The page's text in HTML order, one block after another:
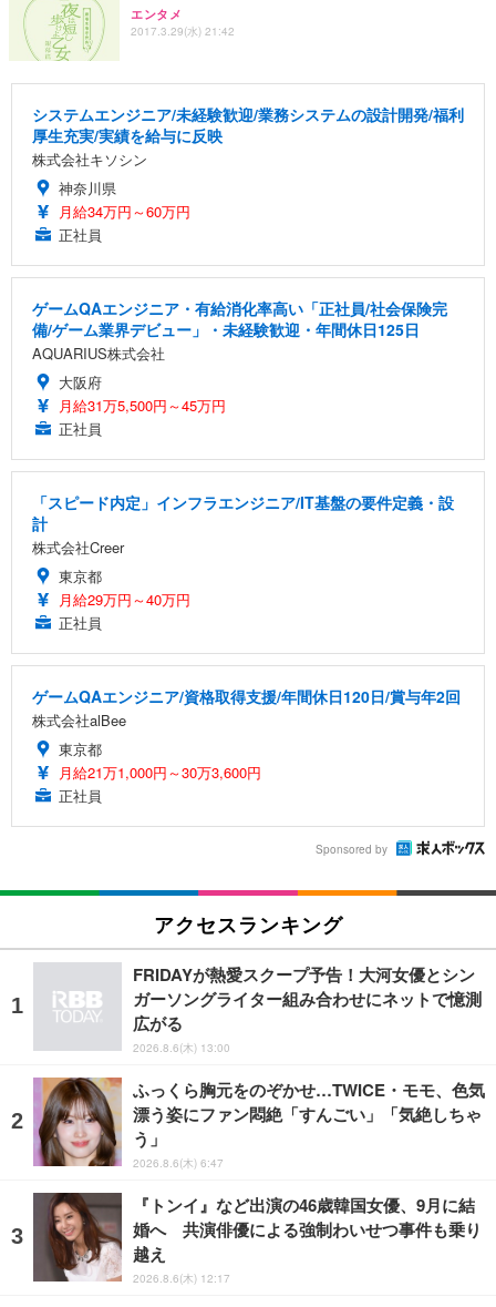
エンタメ
2017.3.29(水) 21:42
システムエンジニア/未経験歓迎/業務システムの設計開発/福利
厚生充実/実績を給与に反映
株式会社キソシン
神奈川県
月給34万円～60万円
正社員
ゲームQAエンジニア・有給消化率高い「正社員/社会保険完
備/ゲーム業界デビュー」・未経験歓迎・年間休日125日
AQUARIUS株式会社
大阪府
月給31万5,500円～45万円
正社員
「スピード内定」インフラエンジニア/IT基盤の要件定義・設
計
株式会社Creer
東京都
月給29万円～40万円
正社員
ゲームQAエンジニア/資格取得支援/年間休日120日/賞与年2回
株式会社alBee
東京都
月給21万1,000円～30万3,600円
正社員
Sponsored by
アクセスランキング
FRIDAYが熱愛スクープ予告！大河女優とシン
ガーソングライター組み合わせにネットで憶測
広がる
2026.8.6(木) 13:00
ふっくら胸元をのぞかせ…TWICE・モモ、色気
漂う姿にファン悶絶「すんごい」「気絶しちゃ
う」
2026.8.6(木) 6:47
『トンイ』など出演の46歳韓国女優、9月に結
婚へ 共演俳優による強制わいせつ事件も乗り
越え
2026.8.6(木) 12:17